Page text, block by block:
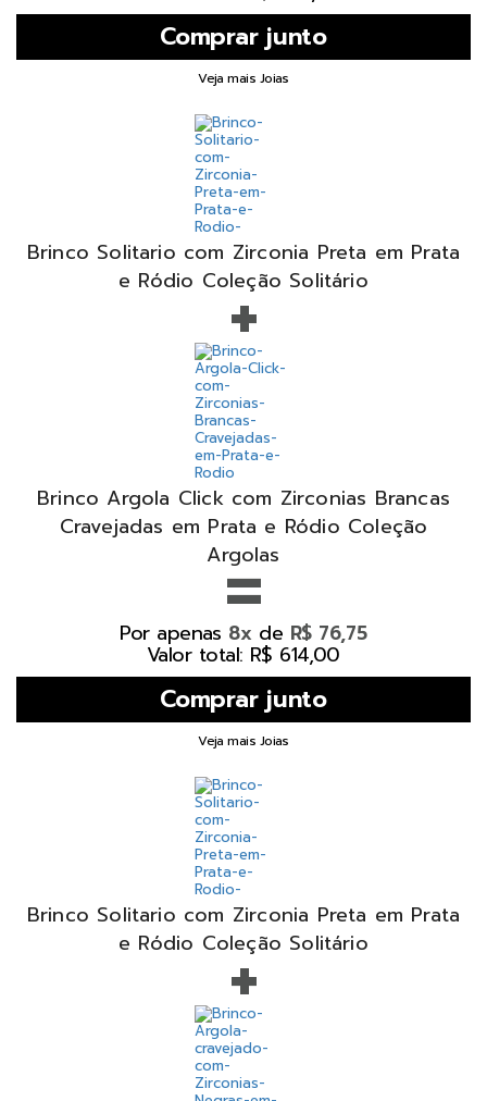
Veja mais Joias
Brinco Solitario com Zirconia Preta em Prata
e Ródio Coleção Solitário
+
Brinco Argola Click com Zirconias Brancas
Cravejadas em Prata e Ródio Coleção
Argolas
=
Por apenas 8x de R$ 76,75
Valor total: R$ 614,00
Veja mais Joias
Brinco Solitario com Zirconia Preta em Prata
e Ródio Coleção Solitário
+